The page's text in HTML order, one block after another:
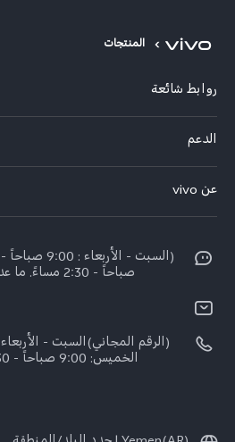
المنتجات
روابط شائعة
Y19s Pro
Y04
Y02
كل الموديلات
الدعم
مركز الخدمة
Funtouch OS
اسعار قطع الغيار
تحديثات النظام
بيان الخصوصية بشأن خدمة العملاء
عن vivo
نبذة عنا
الإشعارات القانونية
الاستدامة
صباحاً - 2:30 مساءً. ما عدا ايام العطل)دردشة مباشرة
الخميس: 9:00 صباحاً - 2:30 مساءً. ما عدا ايام العطل